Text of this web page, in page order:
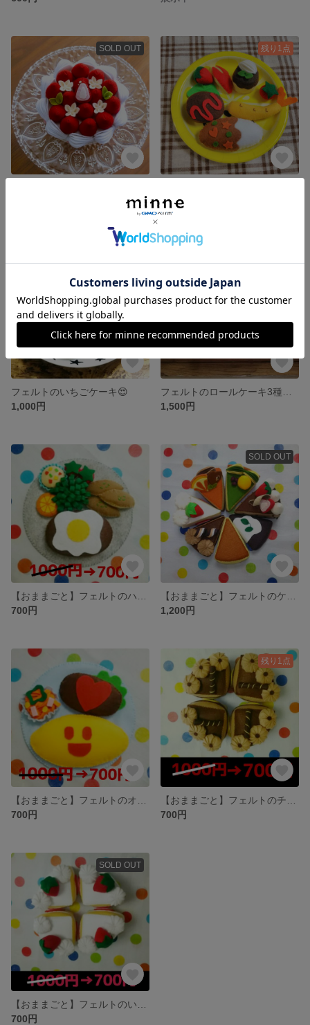
SOLD OUT 残り1点
700円
フェルトのいちごケーキ😍
1,000円
1,500円
700円
SOLD OUT
1,200円
700円
残り1点
700円
SOLD OUT
700円